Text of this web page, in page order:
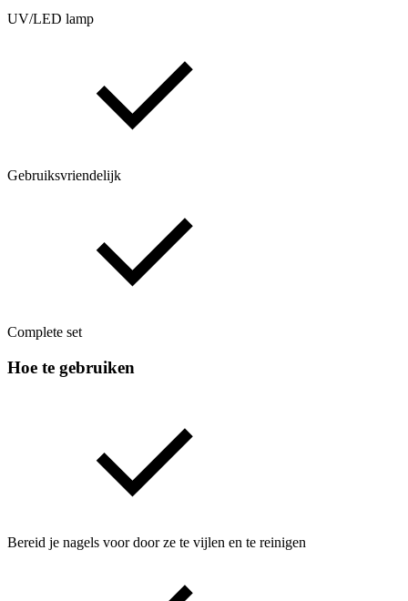
UV/LED lamp
Gebruiksvriendelijk
Complete set
Hoe te gebruiken
Bereid je nagels voor door ze te vijlen en te reinigen